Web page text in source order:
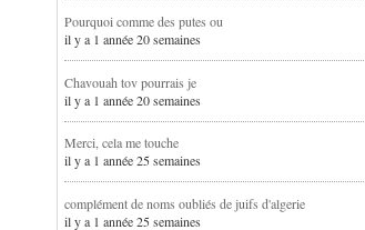
Pourquoi comme des putes ou
il y a 1 année 20 semaines
Chavouah tov pourrais je
il y a 1 année 20 semaines
Merci, cela me touche
il y a 1 année 25 semaines
complément de noms oubliés de juifs d'algerie
il y a 1 année 25 semaines